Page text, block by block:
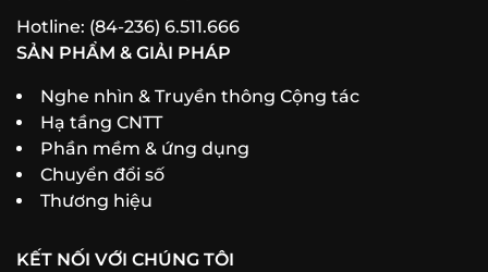
Hotline: (84-236) 6.511.666
SẢN PHẨM & GIẢI PHÁP
Nghe nhìn & Truyền thông Cộng tác
Hạ tầng CNTT
Phần mềm & ứng dụng
Chuyển đổi số
Thương hiệu
KẾT NỐI VỚI CHÚNG TÔI